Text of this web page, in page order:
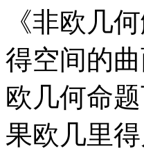
《非欧几
得空间的
欧几何命
果欧几里